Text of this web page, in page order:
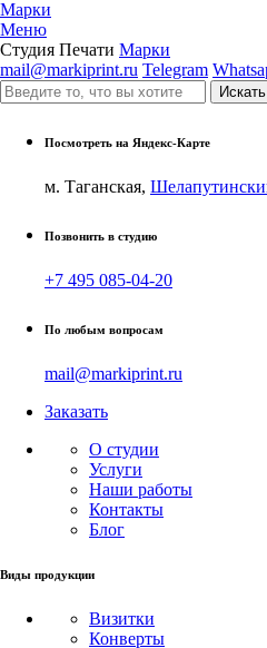
Марки
Меню
Студия Печати Марки
mail@markiprint.ru Telegram
Посмотреть на Яндекс-Карте
м. Таганская,
Позвонить в студию
+7 495 085-04-20
По любым вопросам
mail@markiprint.ru
Заказать
О студии
Услуги
Наши работы
Контакты
Блог
Виды продукции
Визитки
Конверты